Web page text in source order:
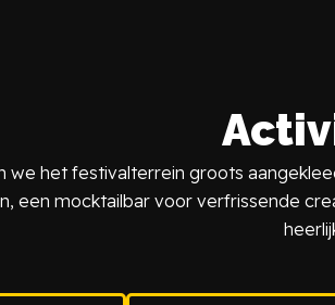
we het festivalterrein groots
een mocktailbar voor verfrissende